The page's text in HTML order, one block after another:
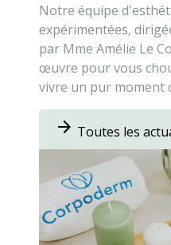
Notre équipe
expérimentées,
par Mme Amélie Le
œuvre pour vous
vivre un pur moment
arrow_forward Toutes les